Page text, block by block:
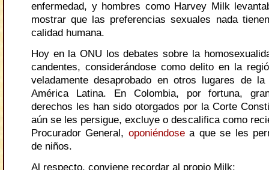
enfermedad, y hombres como Harvey Milk
mostrar que las preferencias sexuales nada
calidad humana.
Hoy en la ONU los debates sobre la
candentes, considerándose como delito en la
veladamente desaprobado en otros lugares de
América Latina. En Colombia, por fortuna,
derechos les han sido otorgados por la Corte
aún se les persigue, excluye o descalifica como
Procurador General, oponiéndosea que se les
de niños.
Al respecto, conviene recordar al propio Milk: